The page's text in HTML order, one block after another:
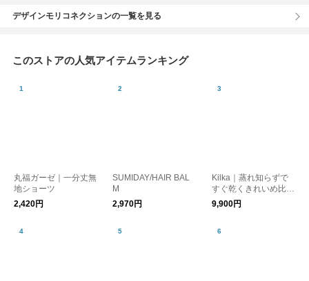
デザインモリコネクションの一覧を見る
このストアの人気アイテムランキング
丸福ガーゼ｜一分丈無
地ショーツ
2,420円
SUMIDAY/HAIR BAL
M
2,970円
Kilka｜蒸れ知らずで
すぐ乾くきれいめ比翼
ブラウス
9,900円